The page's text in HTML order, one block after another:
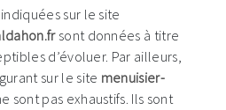
sur le site
sont données à titre
d’évoluer. Par ailleurs,
sur le site menuisier-
sont pas exhaustifs. Ils sont